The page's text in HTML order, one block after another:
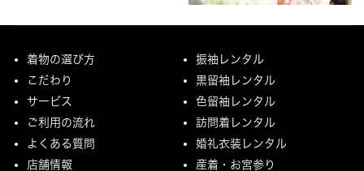
着物の選び方
こだわり
サービス
ご利用の流れ
よくある質問
店舗情報
振袖レンタル
黒留袖レンタル
色留袖レンタル
訪問着レンタル
婚礼衣装レンタル
産着・お宮参り